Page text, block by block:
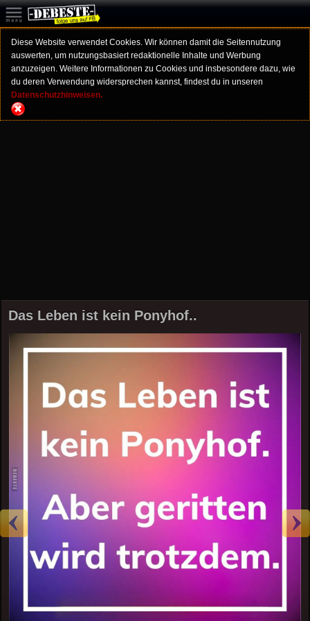
Diese Website verwendet Cookies. Wir können damit die Seitennutzung
auswerten, um nutzungsbasiert redaktionelle Inhalte und Werbung
anzuzeigen. Weitere Informationen zu Cookies und insbesondere dazu, wie
du deren Verwendung widersprechen kannst, findest du in unseren
Datenschutzhinweisen.
Das Leben ist kein Ponyhof..